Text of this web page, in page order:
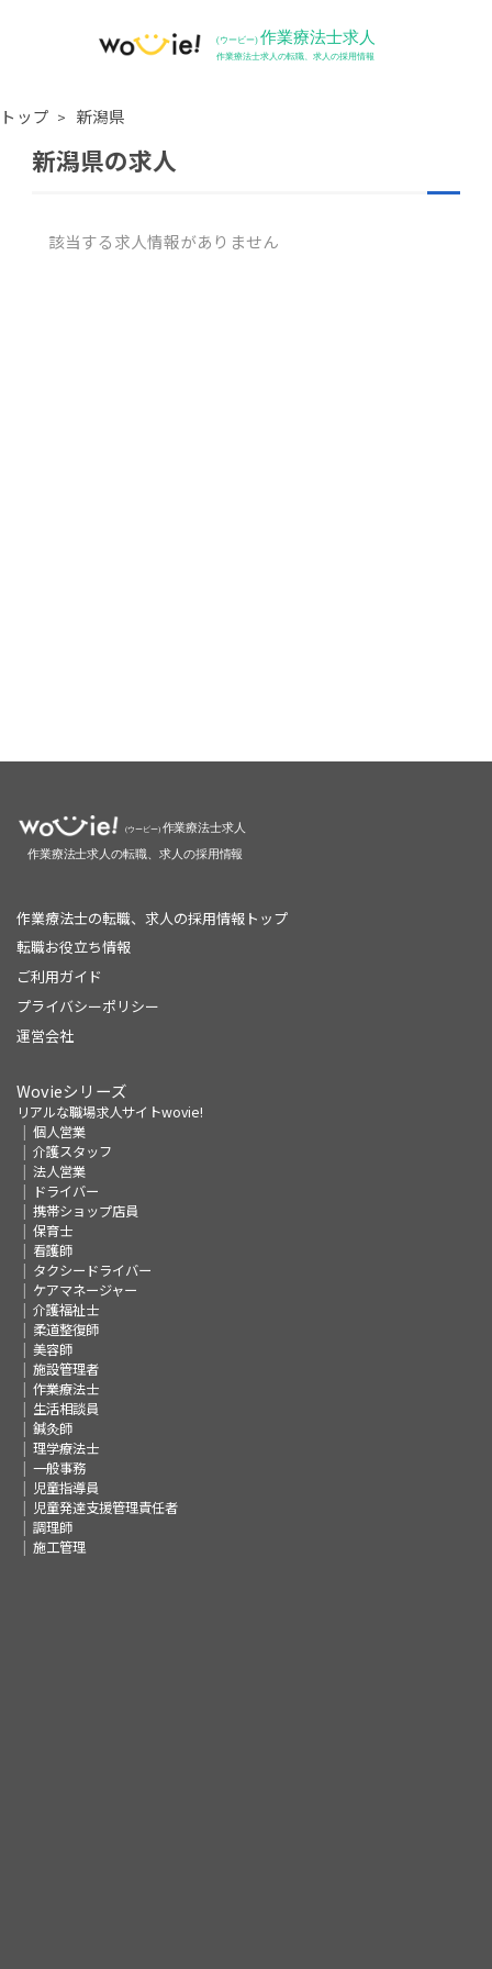
トップ 新潟県
新潟県の求人
該当する求人情報がありません
作業療法士の転職、求人の採用情報トップ
転職お役立ち情報
ご利用ガイド
プライバシーポリシー
運営会社
Wovieシリーズ
リアルな職場求人サイトwovie!
個人営業
介護スタッフ
法人営業
ドライバー
携帯ショップ店員
保育士
看護師
タクシードライバー
ケアマネージャー
介護福祉士
柔道整復師
美容師
施設管理者
作業療法士
生活相談員
鍼灸師
理学療法士
一般事務
児童指導員
児童発達支援管理責任者
調理師
施工管理